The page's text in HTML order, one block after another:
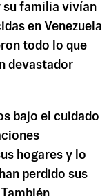
su familia vivían
en Venezuela
todo lo que
devastador
bajo el cuidado
hogares y lo
perdido sus